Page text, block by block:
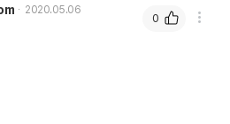
인 상품이 출고됩니다.
, 상품명에 유통기한 명시된 경우, 해당
2020.05.06
0